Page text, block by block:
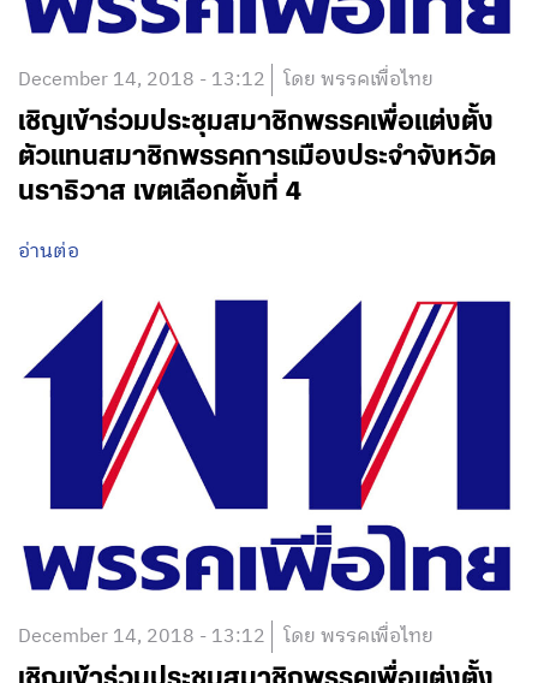
December 14, 2018 - 13:12 โดย พรรคเพื่อไทย
เชิญเข้าร่วมประชุมสมาชิกพรรคเพื่อแต่งตั้ง
ตัวแทนสมาชิกพรรคการเมืองประจำจังหวัด
นราธิวาส เขตเลือกตั้งที่ 4
อ่านต่อ
December 14, 2018 - 13:12 โดย พรรคเพื่อไทย